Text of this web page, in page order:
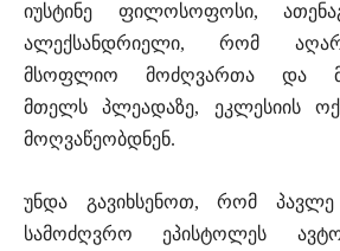
იუსტინე ფილოსოფოსი,
ალექსანდრიელი, რომ
მსოფლიო მოძღვართა და
მთელს პლეადაზე, ეკლესიის
მოღვაწეობდნენ.
უნდა გავიხსენოთ, რომ
სამოძღვრო ეპისტოლეს